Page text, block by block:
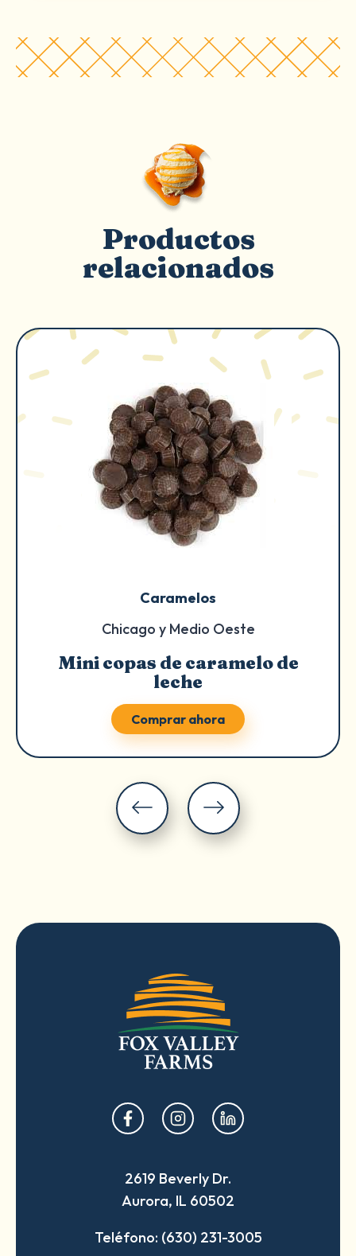
Productos
relacionados
Caramelos
Chicago y Medio Oeste
Mini copas de caramelo de
leche
Comprar ahora
opens
in
new
tab
opens
in
new
tab
opens
in
new
tab
2619 Beverly Dr.
Aurora, IL 60502
Teléfono: (630) 231-3005